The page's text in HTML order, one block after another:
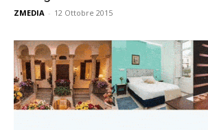
ZMEDIA - 12 Ottobre 2015